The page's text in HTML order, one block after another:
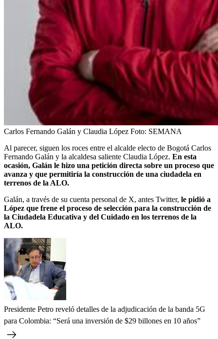
Carlos Fernando Galán y Claudia López Foto: SEMANA
Al parecer, siguen los roces entre el alcalde electo de Bogotá Carlos
Fernando Galán y la alcaldesa saliente Claudia López. En esta
ocasión, Galán le hizo una petición directa sobre un proceso que
avanza y que permitiría la construcción de una ciudadela en
terrenos de la ALO.
Galán, a través de su cuenta personal de X, antes Twitter, le pidió a
López que frene el proceso de selección para la construcción de
la Ciudadela Educativa y del Cuidado en los terrenos de la
ALO.
Presidente Petro reveló detalles de la adjudicación de la banda 5G
para Colombia: “Será una inversión de $29 billones en 10 años”